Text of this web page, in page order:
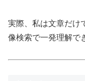
実際、私は文章だけ
像検索で一発理解で